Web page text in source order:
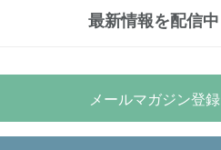
最新情報を配信中
メールマガジン登録